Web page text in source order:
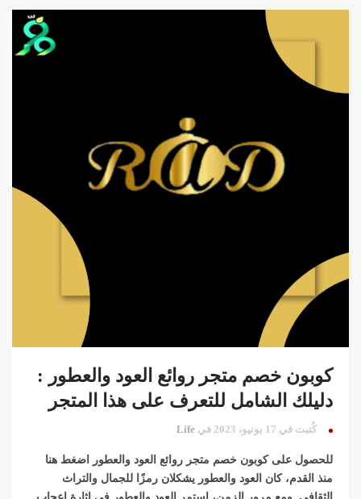
كوبون خصم متجر روائع العود والعطور :
دليلك الشامل للتعرف على هذا المتجر
كُتبت في 17 يونيو، 2023 في Life
للحصول على كوبون خصم متجر روائع العود والعطور اضغط هنا
منذ القدم، كان العود والعطور يشكلان رمزًا للجمال والتراث